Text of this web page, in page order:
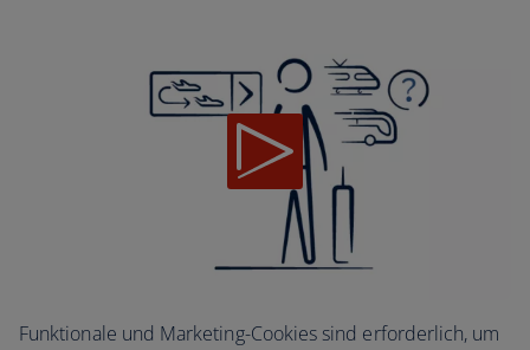
Funktionale und Marketing-Cookies sind erforderlich, um